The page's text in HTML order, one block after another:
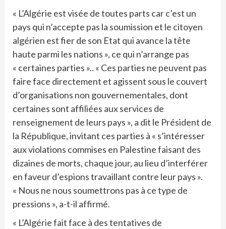
« L’Algérie est visée de toutes parts car c’est un
pays qui n’accepte pas la soumission et le citoyen
algérien est fier de son Etat qui avance la tête
haute parmi les nations », ce qui n’arrange pas
« certaines parties ».. « Ces parties ne peuvent pas
faire face directement et agissent sous le couvert
d’organisations non gouvernementales, dont
certaines sont affiliées aux services de
renseignement de leurs pays », a dit le Président de
la République, invitant ces parties à « s’intéresser
aux violations commises en Palestine faisant des
dizaines de morts, chaque jour, au lieu d’interférer
en faveur d’espions travaillant contre leur pays ».
« Nous ne nous soumettrons pas à ce type de
pressions », a-t-il affirmé.
« L’Algérie fait face à des tentatives de